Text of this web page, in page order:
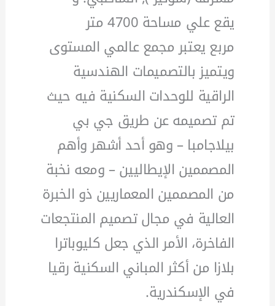
يقع علي مساحة 4700 متر
مربع يعتبر مجمع عالمي المستوى
ويتميز بالتصميمات الهندسية
الراقية للوحدات السكنية فيه حيث
تم تصميمه عن طريق جي بي
بيلاجامبا – وهو أحد أشهر وأهم
المصممين الإيطاليين – ومعه نخبة
من المصممين المعماريين ذو الخبرة
العالية في مجال تصميم المنتجعات
الفاخرة، الأمر الذي جعل كليوباترا
بلازا من أكثر المباني السكنية رقيا
في الإسكندرية.